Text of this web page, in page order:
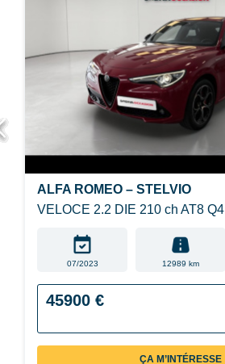
ALFA ROMEO – STELVIO
VELOCE 2.2 DIE 210 ch AT8 Q4
07/2023 12989 km
45900 €
ÇA M’INTÉRESSE